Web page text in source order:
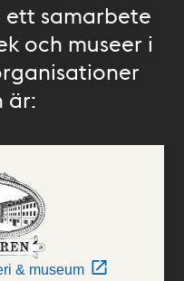
ett samarbete
och museer i
är:
& museum